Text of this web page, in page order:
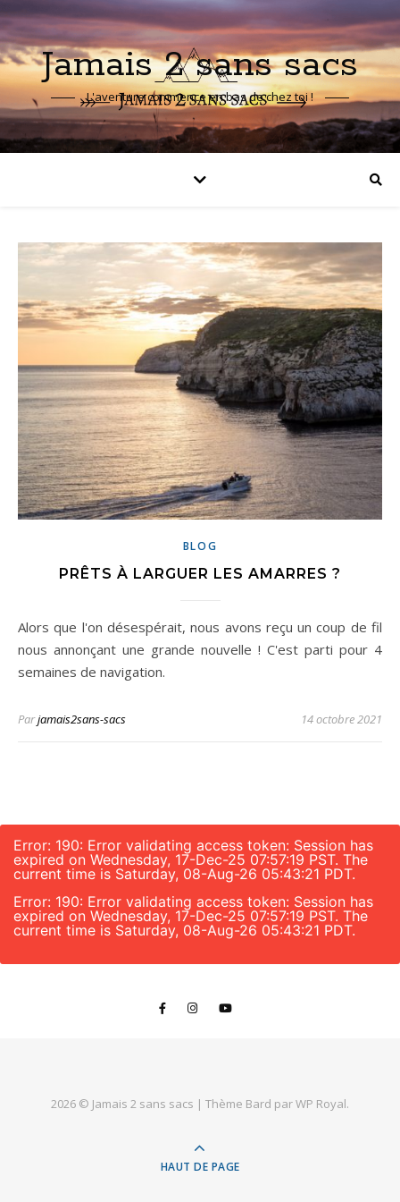
Jamais 2 sans sacs
L'aventure commence en bas de chez toi !
BLOG
PRÊTS À LARGUER LES AMARRES ?
Alors que l'on désespérait, nous avons reçu un coup de fil
nous annonçant une grande nouvelle ! C'est parti pour 4
semaines de navigation.
Parjamais2sans-sacs 14 octobre 2021
Error: 190: Error validating access token: Session has
expired on Wednesday, 17-Dec-25 07:57:19 PST. The
current time is Saturday, 08-Aug-26 05:43:21 PDT.
Error: 190: Error validating access token: Session has
expired on Wednesday, 17-Dec-25 07:57:19 PST. The
current time is Saturday, 08-Aug-26 05:43:21 PDT.
2026 © Jamais 2 sans sacs | Thème Bard parWP Royal.
HAUT DE PAGE